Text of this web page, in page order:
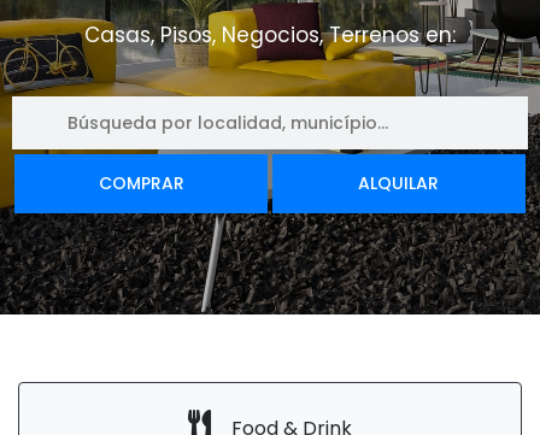
Casas, Pisos, Negocios, Terrenos en:
COMPRAR ALQUILAR
Food & Drink